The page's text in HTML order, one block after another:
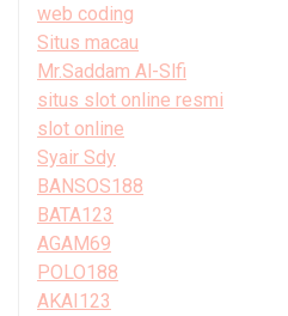
web coding
Situs macau
Mr.Saddam Al-Slfi
situs slot online resmi
slot online
Syair Sdy
BANSOS188
BATA123
AGAM69
POLO188
AKAI123